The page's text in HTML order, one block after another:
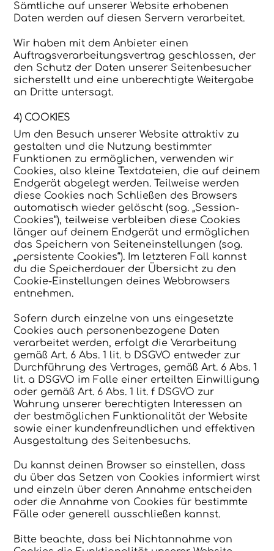
Sämtliche auf unserer Website erhobenen
Daten werden auf diesen Servern verarbeitet.
Wir haben mit dem Anbieter einen
Auftragsverarbeitungsvertrag geschlossen, der
den Schutz der Daten unserer Seitenbesucher
sicherstellt und eine unberechtigte Weitergabe
an Dritte untersagt.
4) COOKIES
Um den Besuch unserer Website attraktiv zu
gestalten und die Nutzung bestimmter
Funktionen zu ermöglichen, verwenden wir
Cookies, also kleine Textdateien, die auf deinem
Endgerät abgelegt werden. Teilweise werden
diese Cookies nach Schließen des Browsers
automatisch wieder gelöscht (sog. „Session-
Cookies“), teilweise verbleiben diese Cookies
länger auf deinem Endgerät und ermöglichen
das Speichern von Seiteneinstellungen (sog.
„persistente Cookies“). Im letzteren Fall kannst
du die Speicherdauer der Übersicht zu den
Cookie-Einstellungen deines Webbrowsers
entnehmen.
Sofern durch einzelne von uns eingesetzte
Cookies auch personenbezogene Daten
verarbeitet werden, erfolgt die Verarbeitung
gemäß Art. 6 Abs. 1 lit. b DSGVO entweder zur
Durchführung des Vertrages, gemäß Art. 6 Abs. 1
lit. a DSGVO im Falle einer erteilten Einwilligung
oder gemäß Art. 6 Abs. 1 lit. f DSGVO zur
Wahrung unserer berechtigten Interessen an
der bestmöglichen Funktionalität der Website
sowie einer kundenfreundlichen und effektiven
Ausgestaltung des Seitenbesuchs.
Du kannst deinen Browser so einstellen, dass
du über das Setzen von Cookies informiert wirst
und einzeln über deren Annahme entscheiden
oder die Annahme von Cookies für bestimmte
Fälle oder generell ausschließen kannst.
Bitte beachte, dass bei Nichtannahme von